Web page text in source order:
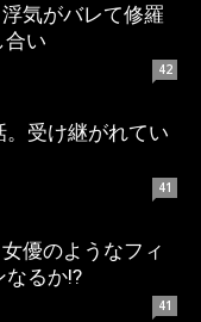
気がバレて修羅
合い
42
受け継がれてい
41
優のようなフィ
なるか!?
41